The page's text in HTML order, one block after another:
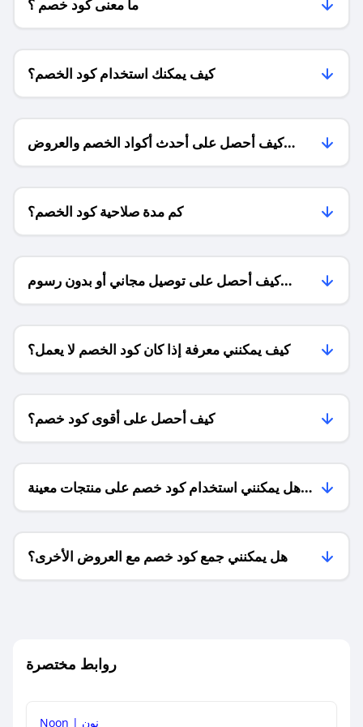
ما معنى كود خصم ؟
كيف يمكنك استخدام كود الخصم؟
كيف أحصل على أحدث أكواد الخصم والعروض
للمتاجر؟
كم مدة صلاحية كود الخصم؟
كيف أحصل على توصيل مجاني أو بدون رسوم
الشحن ؟
كيف يمكنني معرفة إذا كان كود الخصم لا يعمل؟
كيف أحصل على أقوى كود خصم؟
هل يمكنني استخدام كود خصم على منتجات معينة
فقط؟
هل يمكنني جمع كود خصم مع العروض الأخرى؟
روابط مختصرة
Noon | نون